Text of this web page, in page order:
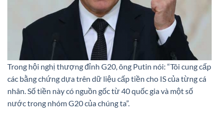
Trong hội nghị thượng đỉnh G20, ông Putin nói: “Tôi cung cấp
các bằng chứng dựa trên dữ liệu cấp tiền cho IS của từng cá
nhân. Số tiền này có nguồn gốc từ 40 quốc gia và một số
nước trong nhóm G20 của chúng ta”.